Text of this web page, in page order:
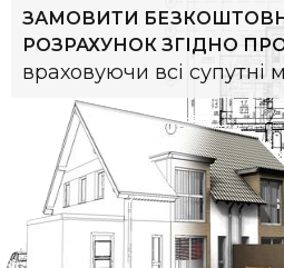
ЗАМОВИТИ
РОЗРАХУНОК ЗГІДНО
враховуючи всі супутні